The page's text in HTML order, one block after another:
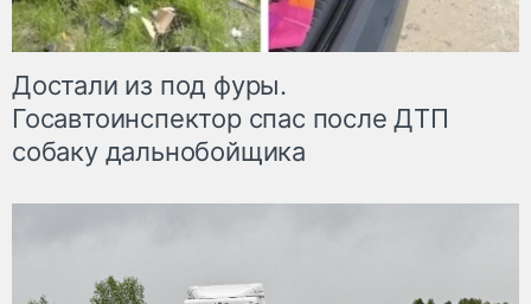
Достали из под фуры.
Госавтоинспектор спас после ДТП
собаку дальнобойщика